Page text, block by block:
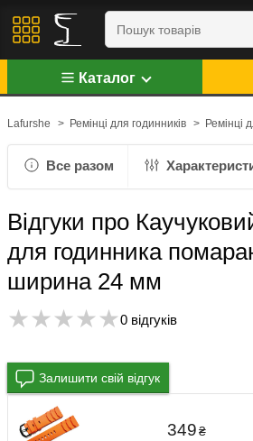
Каталог
Lafurshe > Ремінці для годинників > Ремінці
Все разом
Відгуки про
для годинника
ширина 24 мм
0 відгуків
Залишити свій відгук
349₴